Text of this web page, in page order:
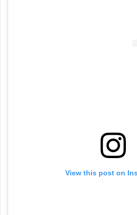
View this post on